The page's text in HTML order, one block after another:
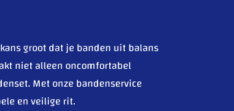
groot dat je banden uit balans
niet alleen oncomfortabel
Met onze bandenservice
en veilige rit.